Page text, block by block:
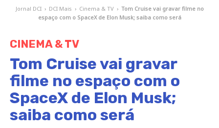
Jornal DCI › DCI Mais › Cinema & TV › Tom Cruise vai gravar filme no
espaço com o SpaceX de Elon Musk; saiba como será
CINEMA & TV
Tom Cruise vai gravar
filme no espaço com o
SpaceX de Elon Musk;
saiba como será